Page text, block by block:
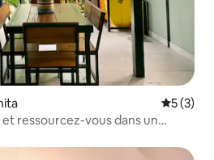
5 (3)
ressourcez-vous dans un